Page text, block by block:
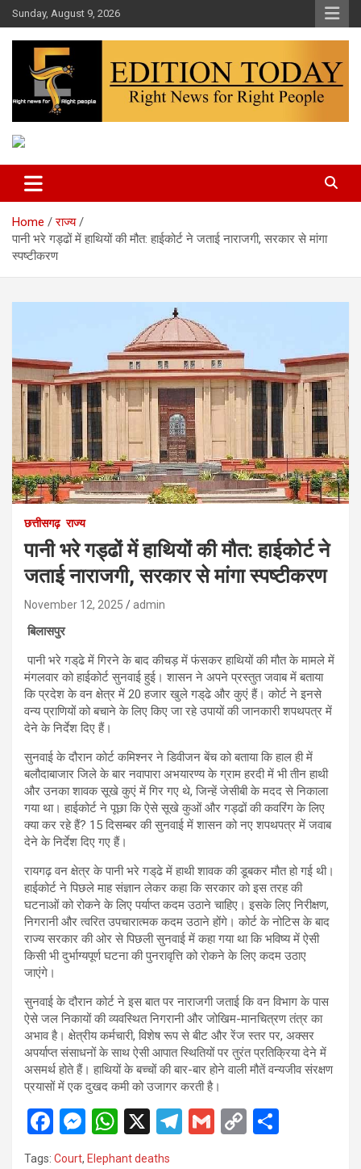
Skip
to
content
Sunday, August 9, 2026
Edition Today
Home
राज्य
पानी भरे गड्ढों में हाथियों की मौत: हाईकोर्ट ने जताई नाराजगी, सरकार से मांगा
स्पष्टीकरण
छत्तीसगढ़ राज्य
पानी भरे गड्ढों में हाथियों की मौत: हाईकोर्ट ने
जताई नाराजगी, सरकार से मांगा स्पष्टीकरण
November 12, 2025 admin
बिलासपुर
पानी भरे गड्‌ढे में गिरने के बाद कीचड़ में फंसकर हाथियों की मौत के मामले में
मंगलवार को हाईकोर्ट सुनवाई हुई। शासन ने अपने प्रस्तुत जवाब में बताया
कि प्रदेश के वन क्षेत्र में 20 हजार खुले गड्‌ढे और कुएं हैं। कोर्ट ने इनसे
वन्य प्राणियों को बचाने के लिए किए जा रहे उपायों की जानकारी शपथपत्र में
देने के निर्देश दिए हैं।
सुनवाई के दौरान कोर्ट कमिश्नर ने डिवीजन बेंच को बताया कि हाल ही में
बलौदाबाजार जिले के बार नवापारा अभयारण्य के ग्राम हरदी में भी तीन हाथी
और उनका शावक सूखे कुएं में गिर गए थे, जिन्हें जेसीबी के मदद से निकाला
गया था। हाईकोर्ट ने पूछा कि ऐसे सूखे कुओं और गड्ढों की कवरिंग के लिए
क्या कर रहे हैं? 15 दिसम्बर की सुनवाई में शासन को नए शपथपत्र में जवाब
देने के निर्देश दिए गए हैं।
रायगढ़ वन क्षेत्र के पानी भरे गड्‌ढे में हाथी शावक की डूबकर मौत हो गई थी।
हाईकोर्ट ने पिछले माह संज्ञान लेकर कहा कि सरकार को इस तरह की
घटनाओं को रोकने के लिए पर्याप्त कदम उठाने चाहिए। इसके लिए निरीक्षण,
निगरानी और त्वरित उपचारात्मक कदम उठाने होंगे। कोर्ट के नोटिस के बाद
राज्य सरकार की ओर से पिछली सुनवाई में कहा गया था कि भविष्य में ऐसी
किसी भी दुर्भाग्यपूर्ण घटना की पुनरावृत्ति को रोकने के लिए कदम उठाए
जाएंगे।
सुनवाई के दौरान कोर्ट ने इस बात पर नाराजगी जताई कि वन विभाग के पास
ऐसे जल निकायों की व्यवस्थित निगरानी और जोखिम-मानचित्रण तंत्र का
अभाव है। क्षेत्रीय कर्मचारी, विशेष रूप से बीट और रेंज स्तर पर, अक्सर
अपर्याप्त संसाधनों के साथ ऐसी आपात स्थितियों पर तुरंत प्रतिक्रिया देने में
असमर्थ होते हैं। हाथियों के बच्चों की बार-बार होने वाली मौतें वन्यजीव संरक्षण
प्रयासों में एक दुखद कमी को उजागर करती है।
F
a
M
es
W
h
X
T
G
C
Tags: Court, Elephant deaths